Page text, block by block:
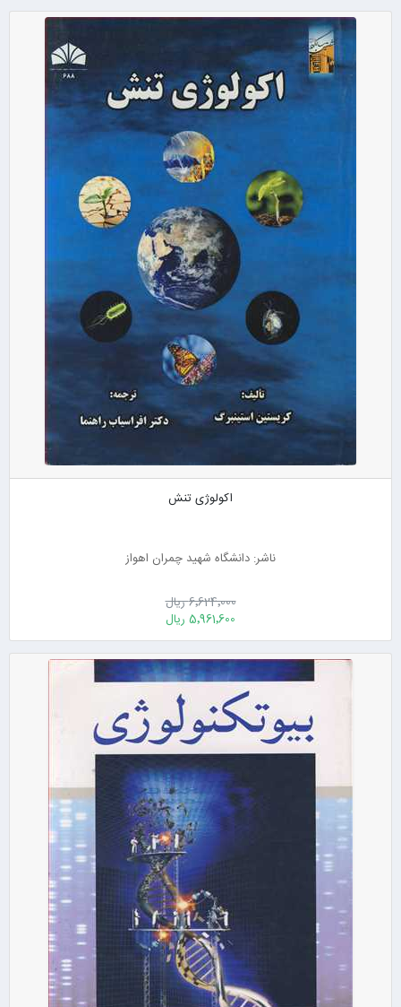
اکولوژی تنش
ناشر: دانشگاه شهید چمران اهواز
6٬624٬000 ریال
5٬961٬600 ریال